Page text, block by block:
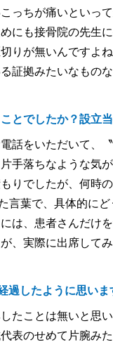
っちが痛いといっ
にも接骨院の先生
りが無いんですよ
証拠みたいなものな
でしたか？設立
をいただいて、
手落ちなような気
りでしたが、何時
葉で、具体的に
は、患者さんだけ
実際に出席して
したように思いま
たことは無いと思
表のせめて片腕み